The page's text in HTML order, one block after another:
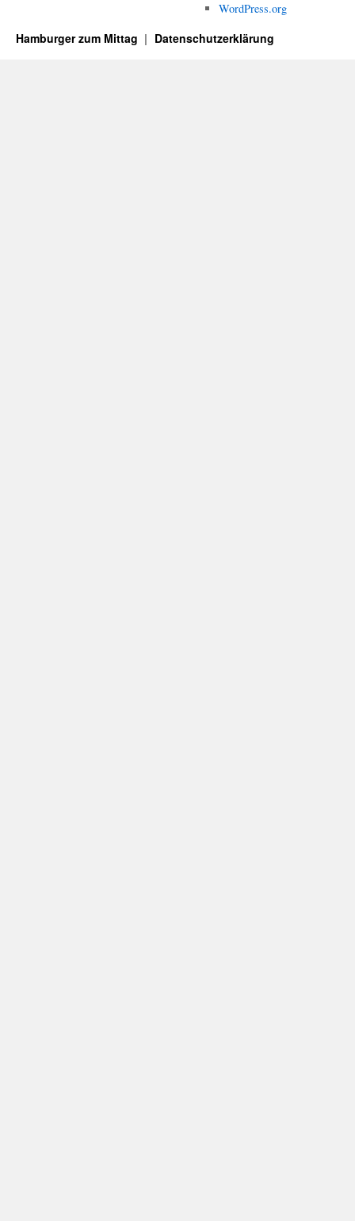
WordPress.org
Hamburger zum Mittag Datenschutzerklärung